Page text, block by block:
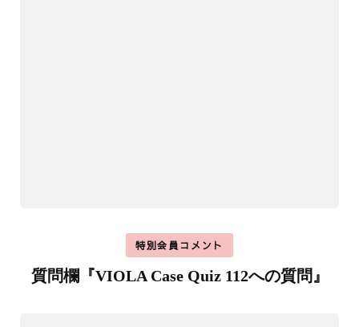
特別会員コメント
質問欄『VIOLA Case Quiz 112への質問』